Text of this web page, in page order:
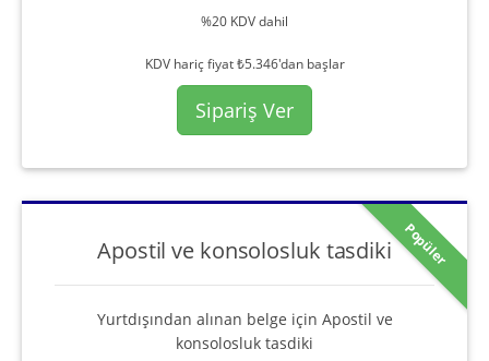
%20 KDV dahil
KDV hariç fiyat ₺5.346'dan başlar
Sipariş Ver
Popüler
Apostil ve konsolosluk tasdiki
Yurtdışından alınan belge için Apostil ve
konsolosluk tasdiki